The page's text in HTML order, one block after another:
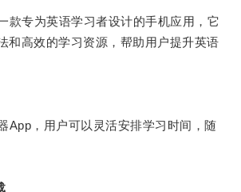
专为英语学习者设计的手机应用，它
和高效的学习资源，帮助用户提升英语
，用户可以灵活安排学习时间，随